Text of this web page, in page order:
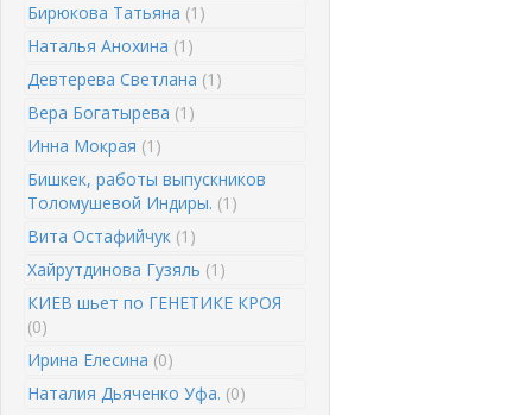
Бирюкова Татьяна (1)
Наталья Анохина (1)
Девтерева Светлана (1)
Вера Богатырева (1)
Инна Мокрая (1)
Бишкек, работы выпускников
Толомушевой Индиры. (1)
Вита Остафийчук (1)
Хайрутдинова Гузяль (1)
КИЕВ шьет по ГЕНЕТИКЕ КРОЯ
(0)
Ирина Елесина (0)
Наталия Дьяченко Уфа. (0)